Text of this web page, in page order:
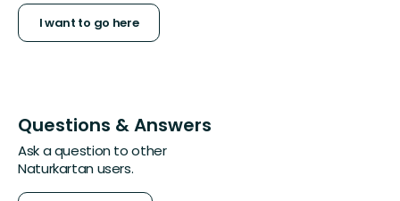
I want to go here
Questions & Answers
Ask a question to other
Naturkartan users.